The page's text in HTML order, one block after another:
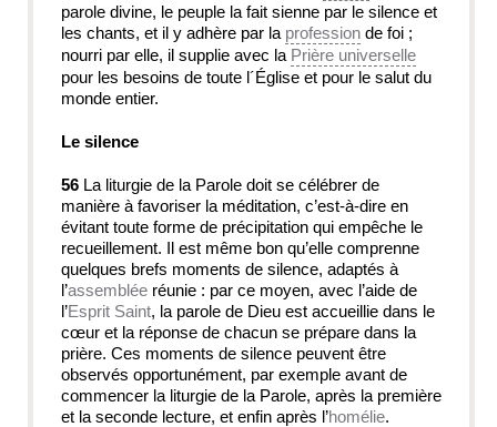
parole divine, le peuple la fait sienne par le silence et
les chants, et il y adhère par la profession de foi ;
nourri par elle, il supplie avec la Prière universelle
pour les besoins de toute l´Église et pour le salut du
monde entier.
Le silence
56 La liturgie de la Parole doit se célébrer de
manière à favoriser la méditation, c’est-à-dire en
évitant toute forme de précipitation qui empêche le
recueillement. Il est même bon qu’elle comprenne
quelques brefs moments de silence, adaptés à
l’assemblée réunie : par ce moyen, avec l’aide de
l’Esprit Saint, la parole de Dieu est accueillie dans le
cœur et la réponse de chacun se prépare dans la
prière. Ces moments de silence peuvent être
observés opportunément, par exemple avant de
commencer la liturgie de la Parole, après la première
et la seconde lecture, et enfin après l’homélie.